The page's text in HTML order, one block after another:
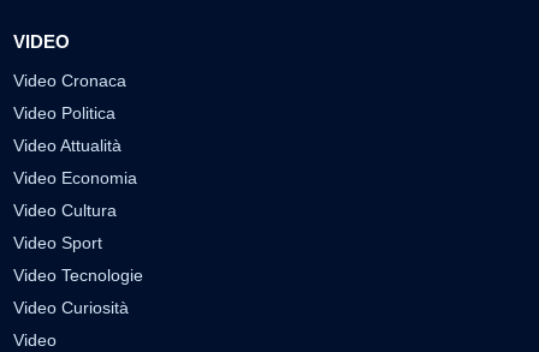
VIDEO
Video Cronaca
Video Politica
Video Attualità
Video Economia
Video Cultura
Video Sport
Video Tecnologie
Video Curiosità
Video